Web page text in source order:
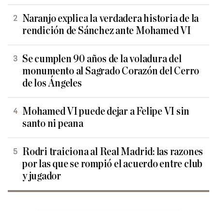
Naranjo explica la verdadera historia de la
rendición de Sánchez ante Mohamed VI
Se cumplen 90 años de la voladura del
monumento al Sagrado Corazón del Cerro
de los Ángeles
Mohamed VI puede dejar a Felipe VI sin
santo ni peana
Rodri traiciona al Real Madrid: las razones
por las que se rompió el acuerdo entre club
y jugador